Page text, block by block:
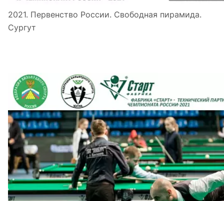
2021. Первенство России. Свободная пирамида.
Сургут